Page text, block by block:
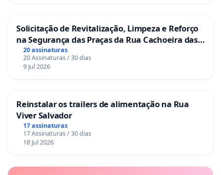
Solicitação de Revitalização, Limpeza e Reforço
na Segurança das Praças da Rua Cachoeira das
Sete Ilhas
20 assinaturas
20 Assinaturas / 30 dias
9 Jul 2026
Reinstalar os trailers de alimentação na Rua
Viver Salvador
17 assinaturas
17 Assinaturas / 30 dias
18 Jul 2026